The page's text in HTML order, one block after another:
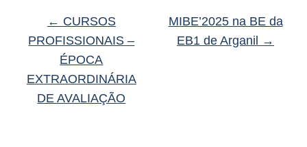
← CURSOS
PROFISSIONAIS –
ÉPOCA
EXTRAORDINÁRIA
DE AVALIAÇÃO
MIBE’2025 na BE da
EB1 de Arganil →